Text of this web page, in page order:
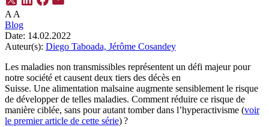
A A
Blog
Date: 14.02.2022
Auteur(s): Diego Taboada, Jérôme Cosandey
Les maladies non transmissibles représentent un défi majeur pour
notre société et causent deux tiers des décès en
Suisse. Une alimentation malsaine augmente sensiblement le risque
de développer de telles maladies. Comment réduire ce risque de
manière ciblée, sans pour autant tomberdans l’hyperactivisme (voir
le premier article de cette série)?